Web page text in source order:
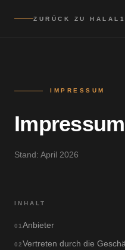
ZURÜCK ZU
IMPRESSUM
Impressum
Stand: April 2026
INHALT
01 Anbieter
02Vertreten durch die